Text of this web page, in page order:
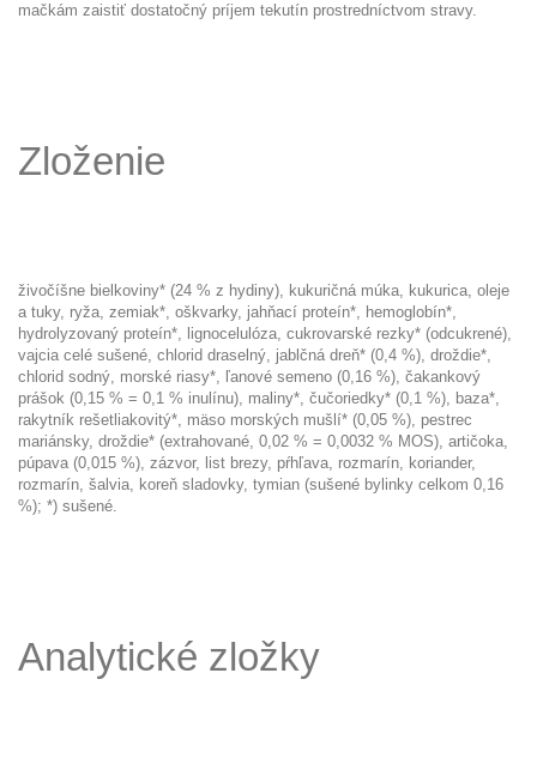
mačkám zaistiť dostatočný príjem tekutín prostredníctvom stravy.
Zloženie
živočíšne bielkoviny* (24 % z hydiny), kukuričná múka, kukurica, oleje
a tuky, ryža, zemiak*, oškvarky, jahňací proteín*, hemoglobín*,
hydrolyzovaný proteín*, lignocelulóza, cukrovarské rezky* (odcukrené),
vajcia celé sušené, chlorid draselný, jablčná dreň* (0,4 %), droždie*,
chlorid sodný, morské riasy*, ľanové semeno (0,16 %), čakankový
prášok (0,15 % = 0,1 % inulínu), maliny*, čučoriedky* (0,1 %), baza*,
rakytník rešetliakovitý*, mäso morských mušlí* (0,05 %), pestrec
mariánsky, droždie* (extrahované, 0,02 % = 0,0032 % MOS), artičoka,
púpava (0,015 %), zázvor, list brezy, pŕhľava, rozmarín, koriander,
rozmarín, šalvia, koreň sladovky, tymian (sušené bylinky celkom 0,16
%); *) sušené.
Analytické zložky